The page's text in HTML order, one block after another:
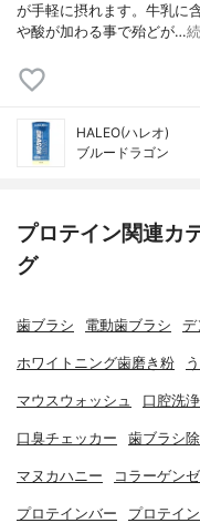
が手軽に摂れます。牛乳に
や酸が加わる事で殆どが…
HALEO(ハレオ)
ブルードラゴン
プロテイン関連カ
グ
歯ブラシ 電動歯ブラシ デ
ホワイトニング歯磨き粉
マウスウォッシュ 口腔洗
口臭チェッカー 歯ブラシ
マヌカハニー コラーゲン
プロテインバー プロテイ